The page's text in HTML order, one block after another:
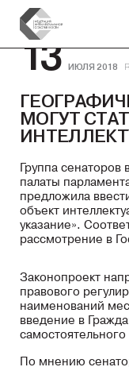
13 ИЮЛЯ 2018
МОГУТ
Группа сенаторов
палаты
предложила
объект
указание».
рассмотрение в
Законопроект
правового
наименований
введение в
По мнению